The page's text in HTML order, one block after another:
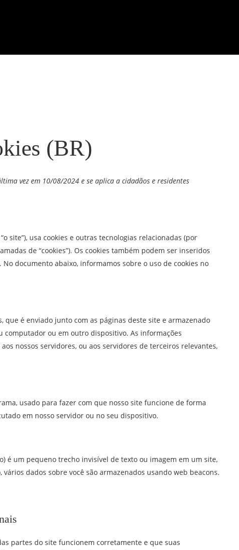
(BR)
vez em 10/08/2024 e se aplica a cidadãos e residentes
site”), usa cookies e outras tecnologias relacionadas (por
de “cookies”). Os cookies também podem ser inseridos
documento abaixo, informamos sobre o uso de cookies no
que é enviado junto com as páginas deste site e armazenado
computador ou em outro dispositivo. As informações
nossos servidores, ou aos servidores de terceiros relevantes,
usado para fazer com que nosso site funcione de forma
em nosso servidor ou no seu dispositivo.
é um pequeno trecho invisível de texto ou imagem em um site,
dados sobre você são armazenados usando web beacons.
partes do site funcionem corretamente e que suas